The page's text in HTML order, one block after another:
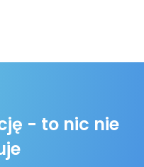
- to nic nie